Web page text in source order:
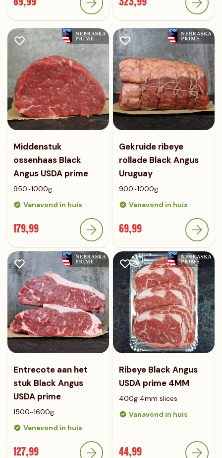
Middenstuk
ossenhaas Black
Angus USDA prime
950~1000g
Vanavond in huis
179,99
Gekruide ribeye
rollade Black Angus
Uruguay
900~1000g
Vanavond in huis
69,99
Entrecote aan het
stuk Black Angus
USDA prime
1500~1600g
Vanavond in huis
127,99
Ribeye Black Angus
USDA prime 4MM
400g 4mm slices
Vanavond in huis
44,99